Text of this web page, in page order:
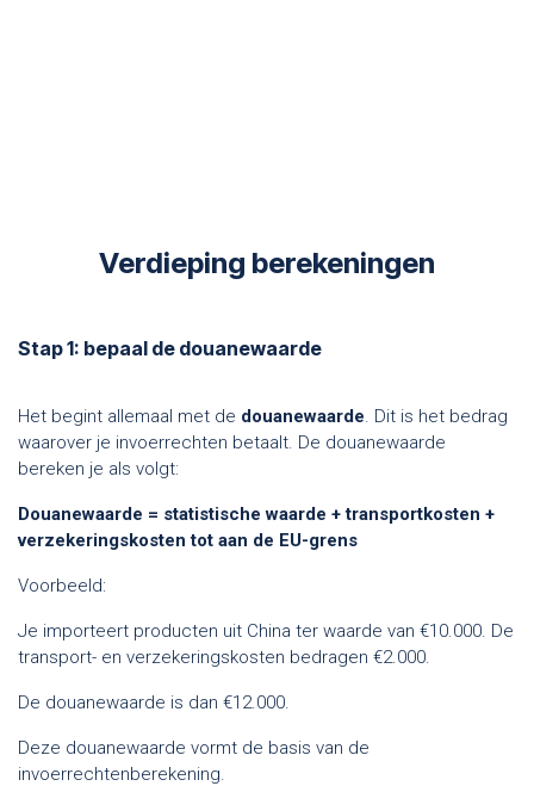
Verdieping berekeningen
Stap 1: bepaal de douanewaarde
Het begint allemaal met de douanewaarde . Dit is het bedrag
waarover je invoerrechten betaalt. De douanewaarde
bereken je als volgt:
Douanewaarde = statistische waarde + transportkosten +
verzekeringskosten tot aan de EU-grens
Voorbeeld:
Je importeert producten uit China ter waarde van €10.000. De
transport- en verzekeringskosten bedragen €2.000.
De douanewaarde is dan €12.000.
Deze douanewaarde vormt de basis van de
invoerrechtenberekening.